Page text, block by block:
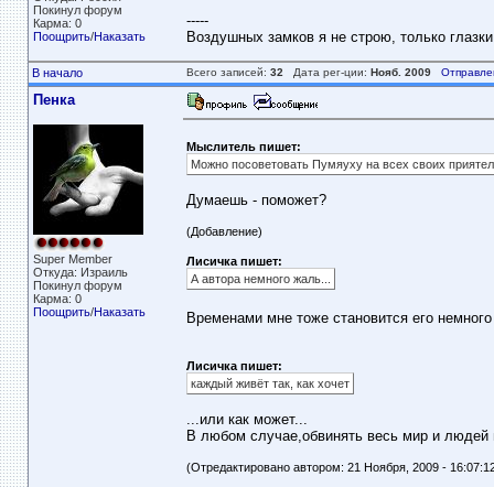
Покинул форум
Карма: 0
Поощрить/Наказать
-----
Воздушных замков я не строю, только
В начало Всего записей: 32 Дата рег-ции: Нояб. 2009
Пенка
Super Member
Откуда: Израиль
Покинул форум
Карма: 0
Поощрить/Наказать
Мыслитель пишет:
Можно посоветовать Пумяуху на всех своих
Думаешь - поможет?
(Добавление)
Лисичка пишет:
А автора немного жаль...
Временами мне тоже становится его
Лисичка пишет:
каждый живёт так, как хочет
...или как может...
В любом случае,обвинять весь мир и людей
(Отредактировано автором: 21 Ноября, 2009 -